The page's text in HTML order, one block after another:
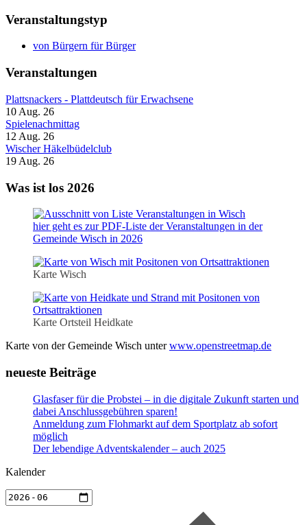
Veranstaltungstyp
von Bürgern für Bürger
Veranstaltungen
Plattsnackers - Plattdeutsch für Erwachsene
10 Aug. 26
Spielenachmittag
12 Aug. 26
Wischer Häkelbüdelclub
19 Aug. 26
Was ist los 2026
hier geht es zur PDF-Liste der Veranstaltungen in der
Gemeinde Wisch in 2026
Karte Wisch
Karte Ortsteil Heidkate
Karte von der Gemeinde Wisch unterwww.openstreetmap.de
neueste Beiträge
Glasfaser für die Probstei – in die digitale Zukunft starten und
dabei Anschlussgebühren sparen!
Anmeldung zum Flohmarkt auf dem Sportplatz ab sofort
möglich
Der lebendige Adventskalender – auch 2025
Kalender